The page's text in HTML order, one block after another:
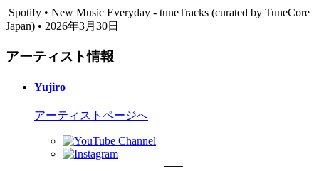
Spotify • New Music Everyday - tuneTracks (curated by TuneCore
Japan) • 2026年3月30日
アーティスト情報
Yujiro
アーティストページへ